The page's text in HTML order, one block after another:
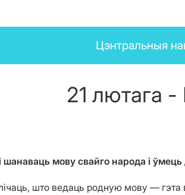
News
menu
Цэнтральныя
21 лютага
шанаваць мову свайго народа і
што ведаць родную мову — гэта